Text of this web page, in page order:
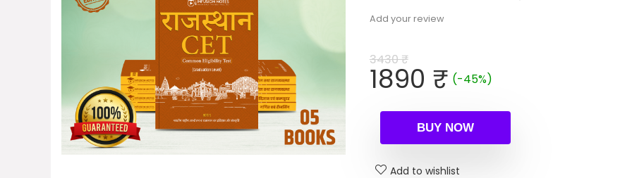
Add your review
3430₹
Original
price
was:
3430 ₹.
1890 ₹Current
is:
1890 ₹.
(-45%)
BUY NOW
Add to wishlist